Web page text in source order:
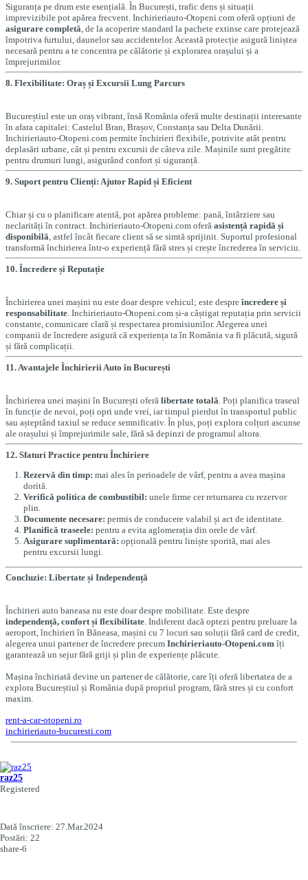
Siguranța pe drum este esențială. În București, trafic dens și situații
imprevizibile pot apărea frecvent. Inchirieriauto-Otopeni.com oferă opțiuni de
asigurare completă , de la acoperire standard la pachete extinse care protejează
împotriva furtului, daunelor sau accidentelor. Această protecție asigură liniștea
necesară pentru a te concentra pe călătorie și explorarea orașului și a
împrejurimilor.
8. Flexibilitate: Oraș și Excursii Lung Parcurs
Bucureștiul este un oraș vibrant, însă România oferă multe destinații interesante
în afara capitalei: Castelul Bran, Brașov, Constanța sau Delta Dunării.
Inchirieriauto-Otopeni.com permite închirieri flexibile, potrivite atât pentru
deplasări urbane, cât și pentru excursii de câteva zile. Mașinile sunt pregătite
pentru drumuri lungi, asigurând confort și siguranță.
9. Suport pentru Clienți: Ajutor Rapid și Eficient
Chiar și cu o planificare atentă, pot apărea probleme: pană, întârziere sau
neclarități în contract. Inchirieriauto-Otopeni.com oferă asistență rapidă și
disponibilă , astfel încât fiecare client să se simtă sprijinit. Suportul profesional
transformă închirierea într-o experiență fără stres și crește încrederea în serviciu.
10. Încredere și Reputație
Închirierea unei mașini nu este doar despre vehicul; este despre încredere și
responsabilitate . Inchirieriauto-Otopeni.com și-a câștigat reputația prin servicii
constante, comunicare clară și respectarea promisiunilor. Alegerea unei
companii de încredere asigură că experiența ta în România va fi plăcută, sigură
și fără complicații.
11. Avantajele Închirierii Auto în București
Închirierea unei mașini în București oferă libertate totală . Poți planifica traseul
în funcție de nevoi, poți opri unde vrei, iar timpul pierdut în transportul public
sau așteptând taxiul se reduce semnificativ. În plus, poți explora colțuri ascunse
ale orașului și împrejurimile sale, fără să depinzi de programul altora.
12. Sfaturi Practice pentru Închiriere
Rezervă din timp: mai ales în perioadele de vârf, pentru a avea mașina
dorită.
Verifică politica de combustibil: unele firme cer returnarea cu rezervor
plin.
Documente necesare: permis de conducere valabil și act de identitate.
Planifică traseele: pentru a evita aglomerația din orele de vârf.
Asigurare suplimentară: opțională pentru liniște sporită, mai ales
pentru excursii lungi.
Concluzie: Libertate și Independență
Închirieri auto baneasa nu este doar despre mobilitate. Este despre
independență, confort și flexibilitate. Indiferent dacă optezi pentru preluare la
aeroport, închirieri în Băneasa, mașini cu 7 locuri sau soluții fără card de credit,
alegerea unui partener de încredere precum Inchirieriauto-Otopeni.com îți
garantează un sejur fără griji și plin de experiențe plăcute.
Mașina închiriată devine un partener de călătorie, care îți oferă libertatea de a
explora Bucureștiul și România după propriul program, fără stres și cu confort
maxim.
rent-a-car-otopeni.ro
inchirieriauto-bucuresti.com
raz25
Registered
Dată înscriere: 27.Mar.2024
Postări: 22
share-6